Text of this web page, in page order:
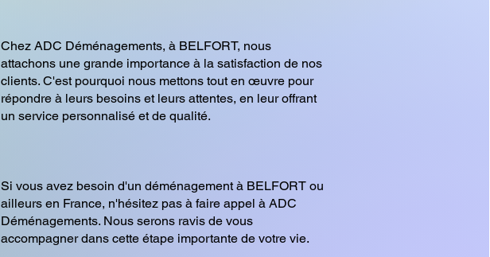
Chez ADC Déménagements, à BELFORT, nous
attachons une grande importance à la satisfaction de nos
clients. C'est pourquoi nous mettons tout en œuvre pour
répondre à leurs besoins et leurs attentes, en leur offrant
un service personnalisé et de qualité.
Si vous avez besoin d'un déménagement à BELFORT ou
ailleurs en France, n'hésitez pas à faire appel à ADC
Déménagements. Nous serons ravis de vous
accompagner dans cette étape importante de votre vie.